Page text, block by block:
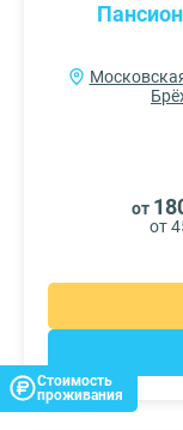
от
от
Стоимость
проживания